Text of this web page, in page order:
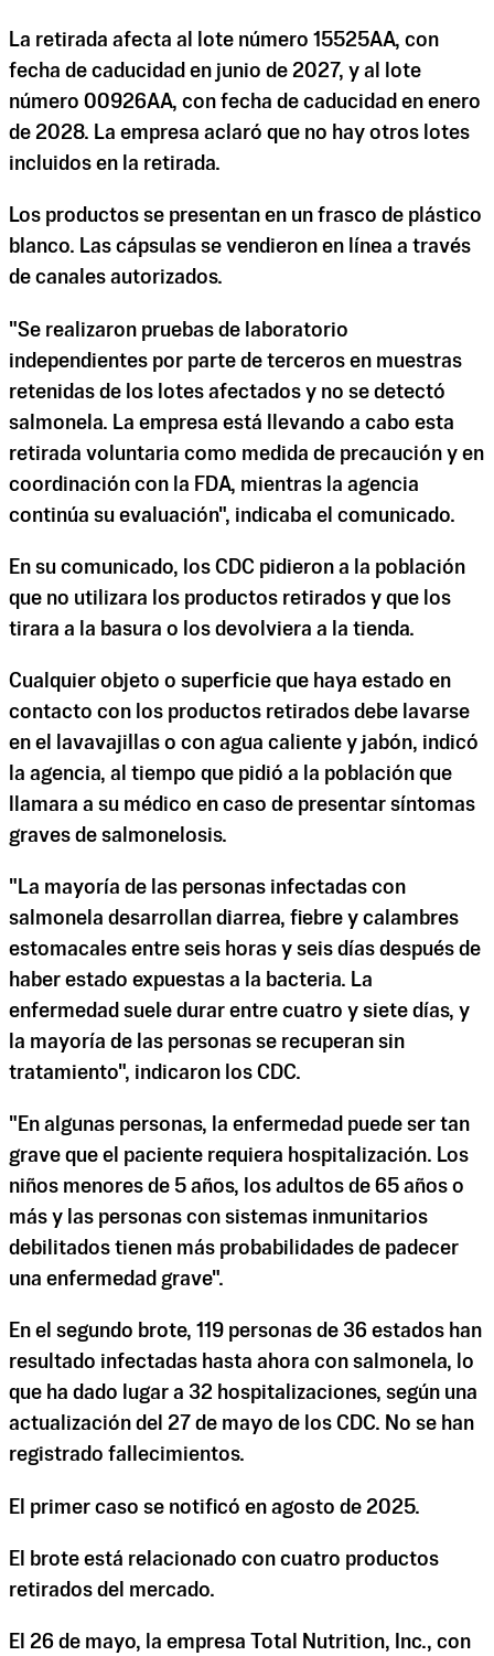
La retirada afecta al lote número 15525AA, con
fecha de caducidad en junio de 2027, y al lote
número 00926AA, con fecha de caducidad en enero
de 2028. La empresa aclaró que no hay otros lotes
incluidos en la retirada.
Los productos se presentan en un frasco de plástico
blanco. Las cápsulas se vendieron en línea a través
de canales autorizados.
"Se realizaron pruebas de laboratorio
independientes por parte de terceros en muestras
retenidas de los lotes afectados y no se detectó
salmonela. La empresa está llevando a cabo esta
retirada voluntaria como medida de precaución y en
coordinación con la FDA, mientras la agencia
continúa su evaluación", indicaba el comunicado.
En su comunicado, los CDC pidieron a la población
que no utilizara los productos retirados y que los
tirara a la basura o los devolviera a la tienda.
Cualquier objeto o superficie que haya estado en
contacto con los productos retirados debe lavarse
en el lavavajillas o con agua caliente y jabón, indicó
la agencia, al tiempo que pidió a la población que
llamara a su médico en caso de presentar síntomas
graves de salmonelosis.
"La mayoría de las personas infectadas con
salmonela desarrollan diarrea, fiebre y calambres
estomacales entre seis horas y seis días después de
haber estado expuestas a la bacteria. La
enfermedad suele durar entre cuatro y siete días, y
la mayoría de las personas se recuperan sin
tratamiento", indicaron los CDC.
"En algunas personas, la enfermedad puede ser tan
grave que el paciente requiera hospitalización. Los
niños menores de 5 años, los adultos de 65 años o
más y las personas con sistemas inmunitarios
debilitados tienen más probabilidades de padecer
una enfermedad grave".
En el segundo brote, 119 personas de 36 estados han
resultado infectadas hasta ahora con salmonela, lo
que ha dado lugar a 32 hospitalizaciones, según una
actualización del 27 de mayo de los CDC. No se han
registrado fallecimientos.
El primer caso se notificó en agosto de 2025.
El brote está relacionado con cuatro productos
retirados del mercado.
El 26 de mayo, la empresa Total Nutrition, Inc., con